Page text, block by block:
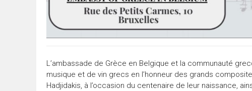
L’ambassade de Grèce en Belgique et la communauté
musique et de vin grecs en l’honneur des grands
Hadjidakis, à l’occasion du centenaire de leur naissance,